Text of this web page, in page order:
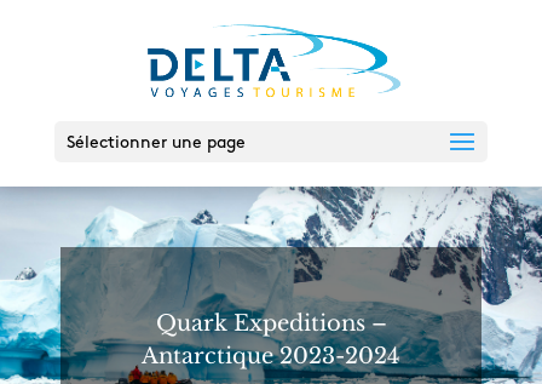
Sélectionner une page
Quark Expeditions –
Antarctique 2023-2024